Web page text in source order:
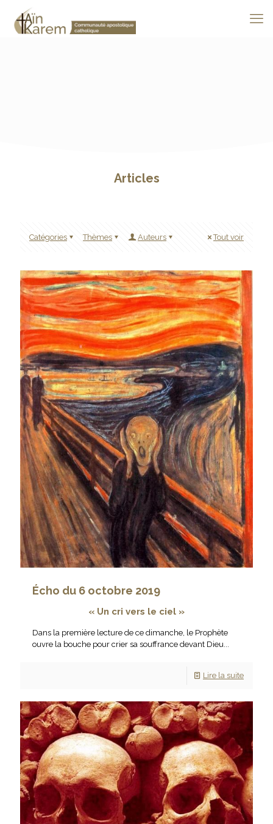
Articles
Catégories Thèmes Auteurs Tout voir
Écho du 6 octobre 2019
« Un cri vers le ciel »
Dans la première lecture de ce dimanche, le Prophète
ouvre la bouche pour crier sa souffrance devant Dieu...
Lire la suite